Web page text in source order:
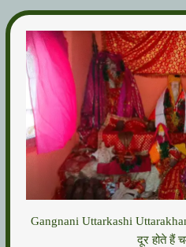
Gangnani Uttarkashi
दूर होते हैं